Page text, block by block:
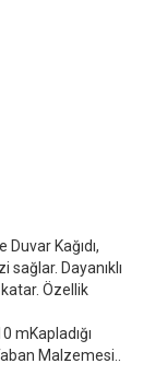
Kağıdı,
Dayanıklı
Özellik
mKapladığı
Malzemesi..